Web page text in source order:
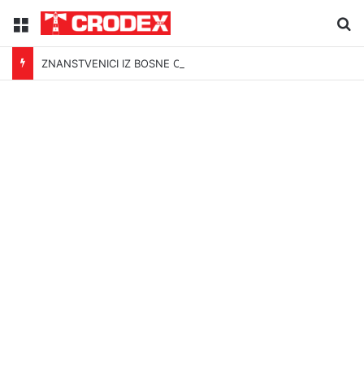
Menu
ZNANSTVENICI IZ BOSNE OTKRILI NACIZAM U – BOSNI!